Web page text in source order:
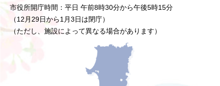
市役所開庁時間：平日 午前8時30分から午後5時15分
（12月29日から1月3日は閉庁）
（ただし、施設によって異なる場合があります）